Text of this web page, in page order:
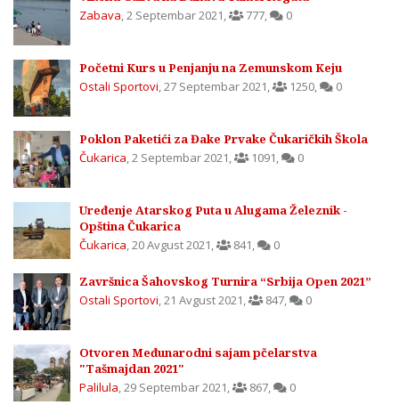
Zabava,2 Septembar 2021, 777, 0
Početni Kurs u Penjanju na Zemunskom Keju
Ostali Sportovi,27 Septembar 2021, 1250, 0
Poklon Paketići za Đake Prvake Čukaričkih Škola
Čukarica,2 Septembar 2021, 1091, 0
Uređenje Atarskog Puta u Alugama Železnik -
Opština Čukarica
Čukarica,20 Avgust 2021, 841, 0
Završnica Šahovskog Turnira “Srbija Open 2021”
Ostali Sportovi,21 Avgust 2021, 847, 0
Otvoren Međunarodni sajam pčelarstva
"Tašmajdan 2021"
Palilula,29 Septembar 2021, 867, 0